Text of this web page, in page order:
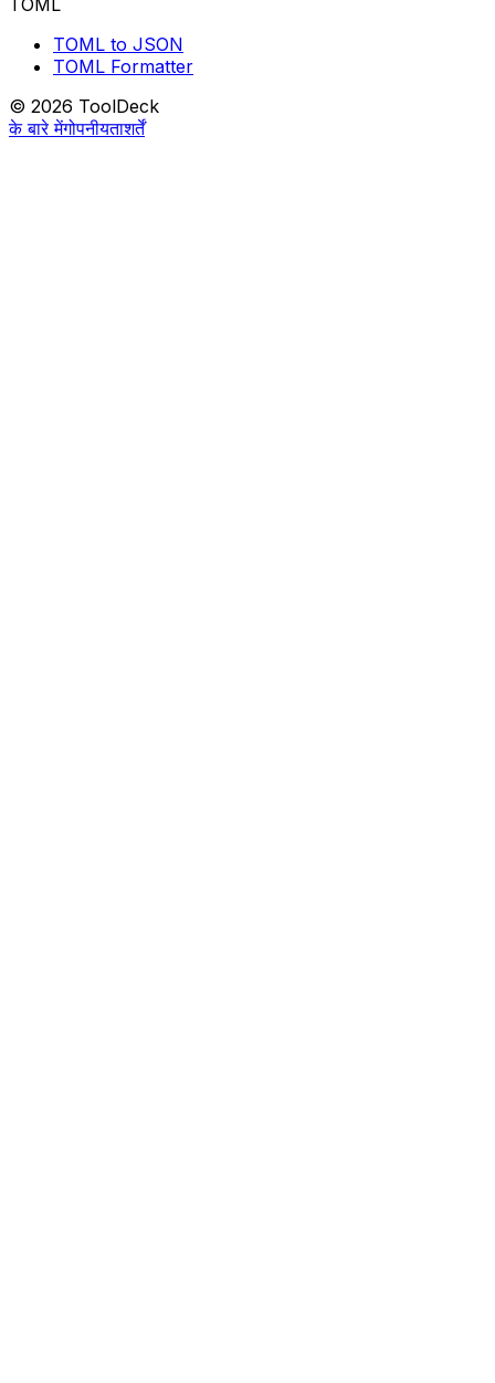
TOML
TOML to JSON
TOML Formatter
© 2026 ToolDeck
के बारे मेंगोपनीयताशर्तें